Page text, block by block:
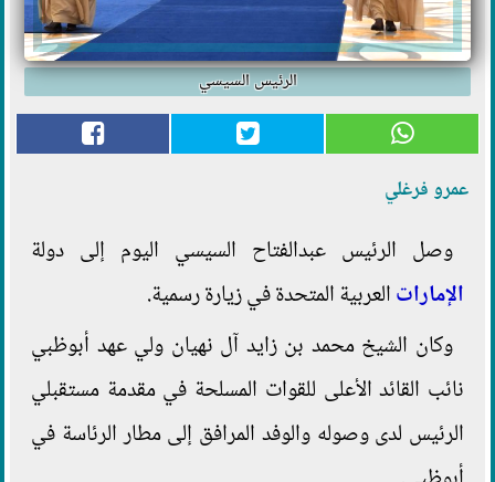
الرئيس السيسي
عمرو فرغلي
وصل الرئيس عبدالفتاح السيسي اليوم إلى دولة
الإماراتالعربية المتحدة في زيارة رسمية.
وكان الشيخ محمد بن زايد آل نهيان ولي عهد أبوظبي
نائب القائد الأعلى للقوات المسلحة في مقدمة مستقبلي
الرئيس لدى وصوله والوفد المرافق إلى مطار الرئاسة في